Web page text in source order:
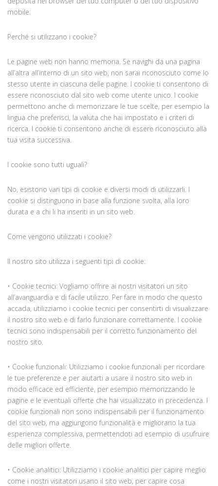
mobile.
Perché si utilizzano i cookie?
Le pagine web non hanno memoria. Se navighi da una pagina
all’altra all’interno di un sito web, non sarai riconosciuto come lo
stesso utente in ciascuna delle pagine. I cookie ti consentono di
essere riconosciuto dal sito web come utente unico. I cookie
permettono anche di memorizzare le tue scelte, per esempio la
lingua che preferisci, la valuta che hai impostato e i criteri di
ricerca. I cookie ti consentono anche di essere riconosciuto alla
tua visita successiva.
I cookie sono tutti uguali?
No, esistono vari tipi di cookie e diversi modi di utilizzarli. I
cookie si distinguono in base alla funzione svolta, alla loro
durata e a chi li ha inseriti in un sito web.
Come vengono utilizzati i cookie?
Il nostro sito utilizza i seguenti tipi di cookie:
• Cookie tecnici: Vogliamo offrire ai nostri visitatori un sito
all’avanguardia e di facile utilizzo. Per fare in modo che questo
accada, utilizziamo i cookie tecnici per consentirti di visualizzare
il nostro sito web e di farlo funzionare correttamente. I cookie
tecnici sono indispensabili per il corretto funzionamento del
nostro sito.
• Cookie funzionali: Utilizziamo i cookie funzionali per ricordare
le tue preferenze e per aiutarti a usare il nostro sito web in
modo efficace ed efficiente, per esempio memorizzando le
pagine e le eventuali offerte che hai visualizzato in precedenza. I
cookie funzionali non sono indispensabili per il funzionamento
del sito web, ma aggiungono funzionalità e migliorano la tua
esperienza complessiva, permettendoti ad esempio di usufruire
delle migliori offerte.
• Cookie analitici: Utilizziamo i cookie analitici per capire meglio
come i nostri visitatori usano il sito web, per capire cosa